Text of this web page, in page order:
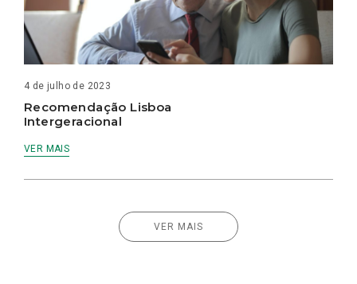
4 de julho de 2023
Recomendação Lisboa
Intergeracional
VER MAIS
VER MAIS